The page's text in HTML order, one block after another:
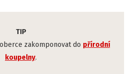
TIP
zakomponovat do přírodní
koupelny.